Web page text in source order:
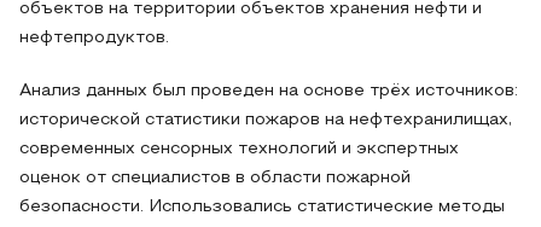
объектов на территории объектов хранения нефти и
нефтепродуктов.
Анализ данных был проведен на основе трёх источников:
исторической статистики пожаров на нефтехранилищах,
современных сенсорных технологий и экспертных
оценок от специалистов в области пожарной
безопасности. Использовались статистические методы